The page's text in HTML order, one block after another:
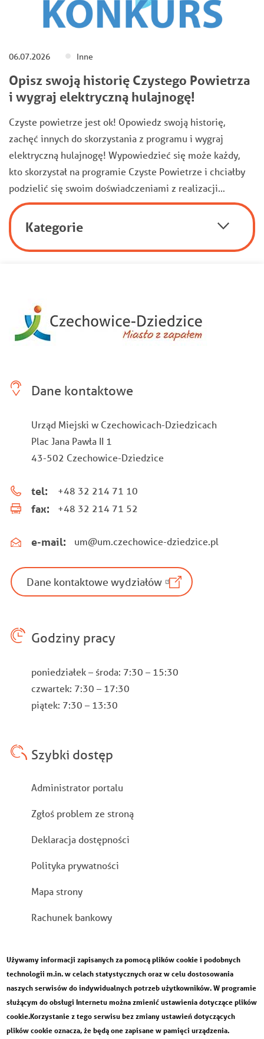
06.07.2026 Inne
Opisz swoją historię Czystego Powietrza
i wygraj elektryczną hulajnogę!
Czyste powietrze jest ok! Opowiedz swoją historię,
zachęć innych do skorzystania z programu i wygraj
elektryczną hulajnogę! Wypowiedzieć się może każdy,
kto skorzystał na programie Czyste Powietrze i chciałby
podzielić się swoim doświadczeniami z realizacji…
Kategorie
Dane kontaktowe
Urząd Miejski w Czechowicach-Dziedzicach
Plac Jana Pawła II 1
43-502 Czechowice-Dziedzice
tel: +48 32 214 71 10
fax: +48 32 214 71 52
e-mail: um@um.czechowice-dziedzice.pl
Dane kontaktowe wydziałów
Godziny pracy
poniedziałek – środa: 7:30 – 15:30
czwartek: 7:30 – 17:30
piątek: 7:30 – 13:30
Szybki dostęp
Stopka
Administrator portalu
Zgłoś problem ze stroną
Deklaracja dostępności
Polityka prywatności
Mapa strony
Rachunek bankowy
Używamy informacji zapisanych za pomocą plików cookie i podobnych
technologii m.in. w celach statystycznych oraz w celu dostosowania
naszych serwisów do indywidualnych potrzeb użytkowników. W programie
służącym do obsługi Internetu można zmienić ustawienia dotyczące plików
cookie.Korzystanie z tego serwisu bez zmiany ustawień dotyczących
plików cookie oznacza, że będą one zapisane w pamięci urządzenia.